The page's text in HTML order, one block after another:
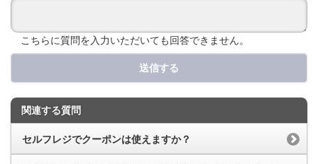
こちらに質問を入力いただいても回答できません。
送信する
関連する質問
セルフレジでクーポンは使えますか？